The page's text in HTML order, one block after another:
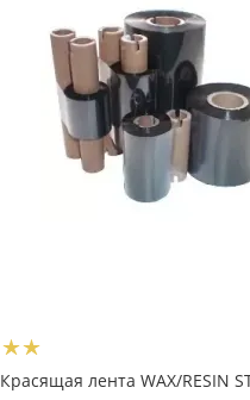
Красящая лента WAX/RESIN